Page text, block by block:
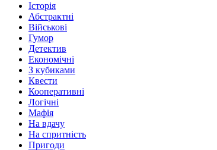
Історія
Абстрактні
Військові
Гумор
Детектив
Економічні
З кубиками
Квести
Кооперативні
Логічні
Мафія
На вдачу
На спритність
Пригоди